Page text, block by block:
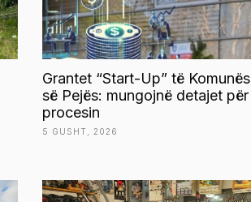
Grantet “Start-Up” të Komunës
së Pejës: mungojnë detajet për
procesin
5 GUSHT, 2026